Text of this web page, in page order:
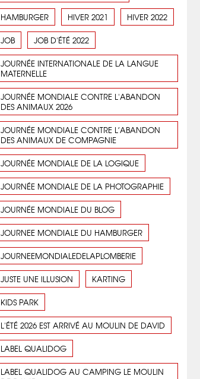
HAMBURGER HIVER 2021 HIVER 2022
JOB JOB D'ÉTÉ 2022
JOURNÉE INTERNATIONALE DE LA LANGUE
MATERNELLE
JOURNÉE MONDIALE CONTRE L'ABANDON
DES ANIMAUX 2026
JOURNÉE MONDIALE CONTRE L’ABANDON
DES ANIMAUX DE COMPAGNIE
JOURNÉE MONDIALE DE LA LOGIQUE
JOURNÉE MONDIALE DE LA PHOTOGRAPHIE
JOURNÉE MONDIALE DU BLOG
JOURNEE MONDIALE DU HAMBURGER
JOURNEEMONDIALEDELAPLOMBERIE
JUSTE UNE ILLUSION KARTING
KIDS PARK
L'ÉTÉ 2026 EST ARRIVÉ AU MOULIN DE DAVID
LABEL QUALIDOG
LABEL QUALIDOG AU CAMPING LE MOULIN